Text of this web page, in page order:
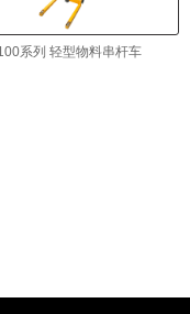
系列 轻型物料串杆车